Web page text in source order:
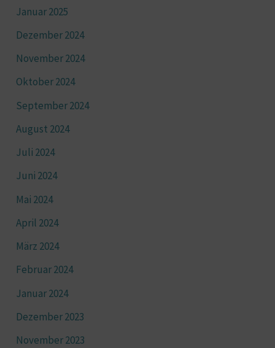
Januar 2025
Dezember 2024
November 2024
Oktober 2024
September 2024
August 2024
Juli 2024
Juni 2024
Mai 2024
April 2024
März 2024
Februar 2024
Januar 2024
Dezember 2023
November 2023